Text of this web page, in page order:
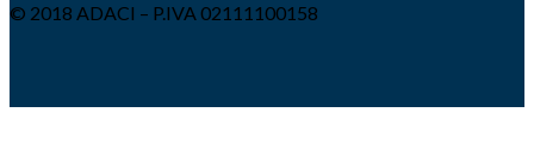
© 2018 ADACI – P.IVA 02111100158